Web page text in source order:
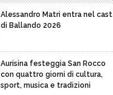
Alessandro Matri entra nel cast
di Ballando 2026
Aurisina festeggia San Rocco
con quattro giorni di cultura,
sport, musica e tradizioni